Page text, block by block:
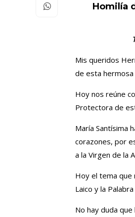
Homilía
Mis queridos
de esta hermosa
Hoy nos reúne
Protectora de
María Santísima
corazones, por
a la Virgen de la
Hoy el tema que
Laico y la
No hay duda